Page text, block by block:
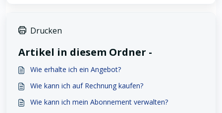
Drucken
Artikel in diesem Ordner -
Wie erhalte ich ein Angebot?
Wie kann ich auf Rechnung kaufen?
Wie kann ich mein Abonnement verwalten?